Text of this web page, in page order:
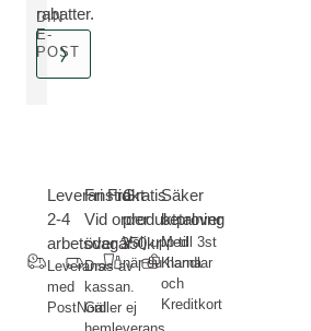
rabatter.
DIN
E-
POST
Leveranstid
2-4
arbetsdagar
Leverans
med
PostNord
Fri Frakt-
Vid order
över 350kr
Dras av i
kassan.
Gäller ej
Gratis
produktprover
Välj upp till 3st
när du handlar
Säker
betalning
Med
Klarna
och
Kreditkort